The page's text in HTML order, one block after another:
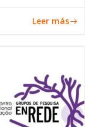
Leer más